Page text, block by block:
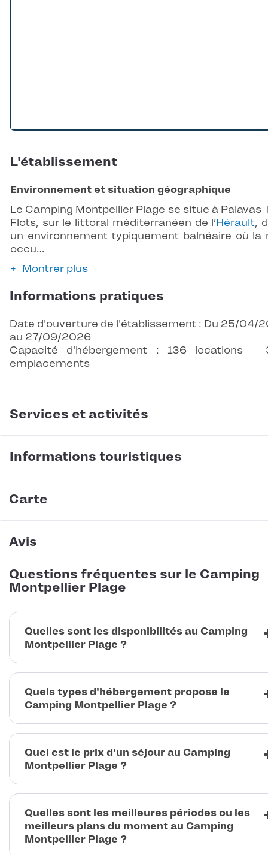
L'établissement
Environnement et situation géographique
Le Camping Montpellier Plage se situe à
Flots, sur le littoral méditerranéen de l’Hérault,
un environnement typiquement balnéaire où la
occu…
Montrer plus
Informations pratiques
Date d'ouverture de l'établissement : Du 25/04/
au 27/09/2026
Capacité d'hébergement : 136 locations -
emplacements
Services et activités
Informations touristiques
Carte
Avis
Questions fréquentes sur le Camping
Montpellier Plage
Quelles sont les disponibilités au Camping
Montpellier Plage ?
Quels types d'hébergement propose le
Camping Montpellier Plage ?
Quel est le prix d'un séjour au Camping
Montpellier Plage ?
Quelles sont les meilleures périodes ou les
meilleurs plans du moment au Camping
Montpellier Plage ?